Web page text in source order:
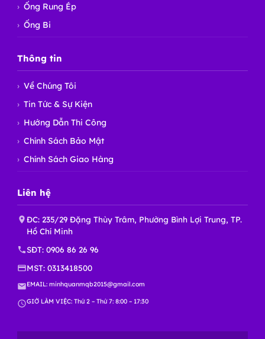
Ống Rung Ép
Ống Bi
Thông tin
Về Chúng Tôi
Tin Tức & Sự Kiện
Hướng Dẫn Thi Công
Chính Sách Bảo Mật
Chính Sách Giao Hàng
Liên hệ
ĐC: 235/29 Đặng Thùy Trâm, Phường Bình Lợi Trung, TP.
Hồ Chí Minh
SĐT: 0906 86 26 96
MST: 0313418500
EMAIL: minhquanmqb2015@gmail.com
GIỜ LÀM VIỆC: Thứ 2 – Thứ 7: 8:00 – 17:30